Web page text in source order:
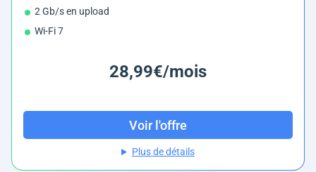
2 Gb/s en upload
Wi-Fi 7
28,99€/mois
Voir l'offre
Plus de détails